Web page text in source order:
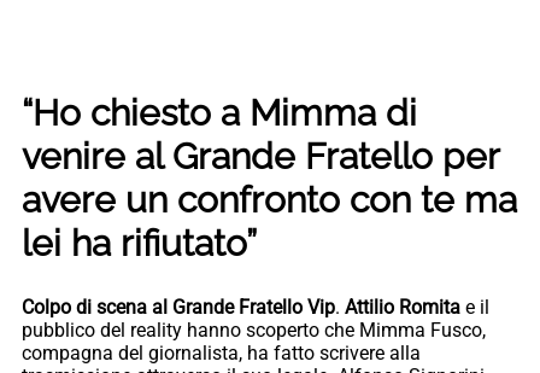
“Ho chiesto a Mimma di
venire al Grande Fratello per
avere un confronto con te ma
lei ha rifiutato”
Colpo di scena al Grande Fratello Vip. Attilio Romita e il
pubblico del reality hanno scoperto che Mimma Fusco,
compagna del giornalista, ha fatto scrivere alla